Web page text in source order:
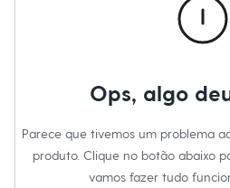
Dia dos Pais
Inverno
Novidades
Ops, algo
Parece que tivemos um problema
produto. Clique no botão abaixo
vamos fazer tudo